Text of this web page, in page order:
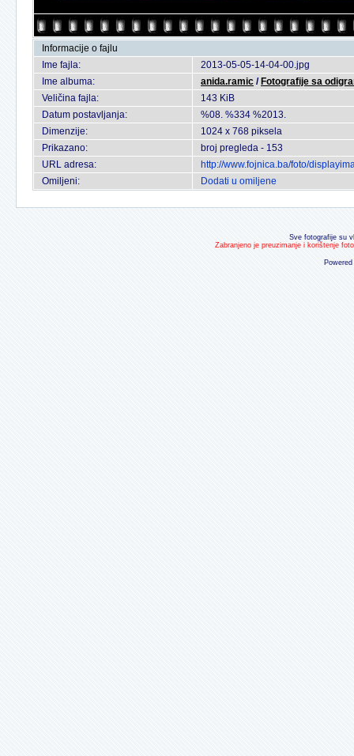
Informacije o fajlu
Ime fajla:
2013-05-05-14-04-00.jpg
Ime albuma:
anida.ramic / Fotografije sa
Veličina fajla:
143 KiB
Datum postavljanja:
%08. %334 %2013.
Dimenzije:
1024 x 768 piksela
Prikazano:
broj pregleda - 153
URL adresa:
http://www.fojnica.ba/foto/
Omiljeni:
Dodati u omiljene
Sve fotografije su
Zabranjeno je preuzimanje i korištenje